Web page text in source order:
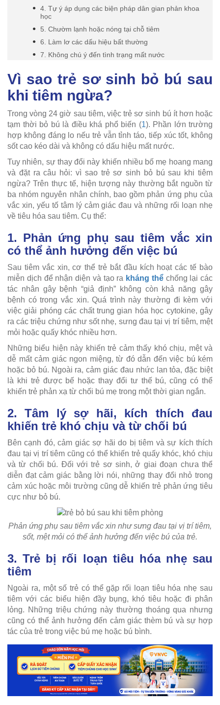
4. Tự ý áp dụng các biện pháp dân gian phản khoa
học
5. Chườm lạnh hoặc nóng tại chỗ tiêm
6. Làm lơ các dấu hiệu bất thường
7. Không chú ý đến tình trạng mất nước
Vì sao trẻ sơ sinh bỏ bú sau
khi tiêm ngừa?
Trong vòng 24 giờ sau tiêm, việc trẻ sơ sinh bú ít hơn hoặc
tạm thời bỏ bú là điều khá phổ biến (1). Phần lớn trường
hợp không đáng lo nếu trẻ vẫn tỉnh táo, tiếp xúc tốt, không
sốt cao kéo dài và không có dấu hiệu mất nước.
Tuy nhiên, sự thay đổi này khiến nhiều bố mẹ hoang mang
và đặt ra câu hỏi: vì sao trẻ sơ sinh bỏ bú sau khi tiêm
ngừa? Trên thực tế, hiện tượng này thường bắt nguồn từ
ba nhóm nguyên nhân chính, bao gồm phản ứng phụ của
vắc xin, yếu tố tâm lý cảm giác đau và những rối loạn nhẹ
về tiêu hóa sau tiêm. Cụ thể:
1. Phản ứng phụ sau tiêm vắc xin
có thể ảnh hưởng đến việc bú
Sau tiêm vắc xin, cơ thể trẻ bắt đầu kích hoạt các tế bào
miễn dịch để nhận diện và tạo ra kháng thểchống lại các
tác nhân gây bệnh “giả định” không còn khả năng gây
bệnh có trong vắc xin. Quá trình này thường đi kèm với
việc giải phóng các chất trung gian hóa học cytokine, gây
ra các triệu chứng như sốt nhẹ, sưng đau tại vị trí tiêm, mệt
mỏi hoặc quấy khóc nhiều hơn.
Những biểu hiện này khiến trẻ cảm thấy khó chịu, mệt và
dễ mất cảm giác ngon miệng, từ đó dẫn đến việc bú kém
hoặc bỏ bú. Ngoài ra, cảm giác đau nhức lan tỏa, đặc biệt
là khi trẻ được bế hoặc thay đổi tư thế bú, cũng có thể
khiến trẻ phản xạ từ chối bú mẹ trong một thời gian ngắn.
2. Tâm lý sợ hãi, kích thích đau
khiến trẻ khó chịu và từ chối bú
Bên cạnh đó, cảm giác sợ hãi do bị tiêm và sự kích thích
đau tại vị trí tiêm cũng có thể khiến trẻ quấy khóc, khó chịu
và từ chối bú. Đối với trẻ sơ sinh, ở giai đoạn chưa thể
diễn đạt cảm giác bằng lời nói, những thay đổi nhỏ trong
cảm xúc hoặc môi trường cũng dễ khiến trẻ phản ứng tiêu
cực như bỏ bú.
Phản ứng phụ sau tiêm vắc xin như sưng đau tại vị trí tiêm,
sốt, mệt mỏi có thể ảnh hưởng đến việc bú của trẻ.
3. Trẻ bị rối loạn tiêu hóa nhẹ sau
tiêm
Ngoài ra, một số trẻ có thể gặp rối loạn tiêu hóa nhẹ sau
tiêm với các biểu hiện đầy bụng, khó tiêu hoặc đi phân
lỏng. Những triệu chứng này thường thoáng qua nhưng
cũng có thể ảnh hưởng đến cảm giác thèm bú và sự hợp
tác của trẻ trong việc bú mẹ hoặc bú bình.